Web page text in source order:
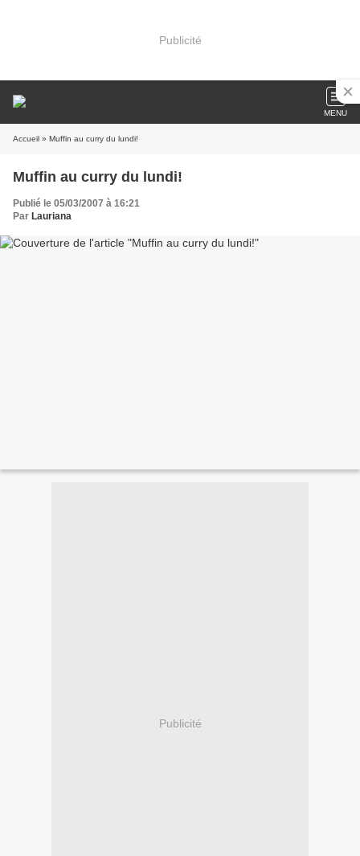
Publicité
MENU
Accueil » Muffin au curry du lundi!
Muffin au curry du lundi!
Publié le 05/03/2007 à 16:21
Par Lauriana
Publicité